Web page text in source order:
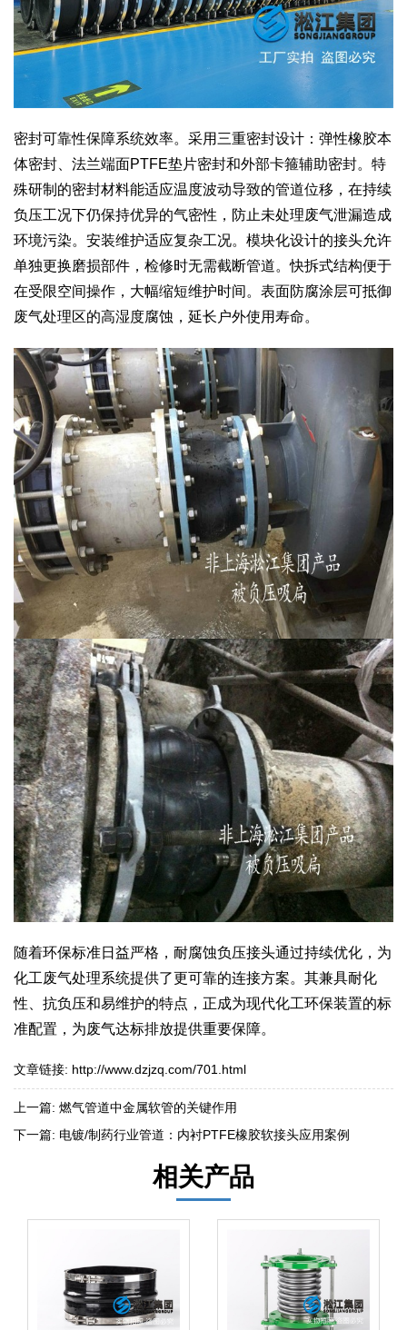
密封可靠性保障系统效率。采用三重密封设计：弹性橡胶本
体密封、法兰端面PTFE垫片密封和外部卡箍辅助密封。特
殊研制的密封材料能适应温度波动导致的管道位移，在持续
负压工况下仍保持优异的气密性，防止未处理废气泄漏造成
环境污染。安装维护适应复杂工况。模块化设计的接头允许
单独更换磨损部件，检修时无需截断管道。快拆式结构便于
在受限空间操作，大幅缩短维护时间。表面防腐涂层可抵御
废气处理区的高湿度腐蚀，延长户外使用寿命。
随着环保标准日益严格，耐腐蚀负压接头通过持续优化，为
化工废气处理系统提供了更可靠的连接方案。其兼具耐化
性、抗负压和易维护的特点，正成为现代化工环保装置的标
准配置，为废气达标排放提供重要保障。
文章链接: http://www.dzjzq.com/701.html
上一篇: 燃气管道中金属软管的关键作用
下一篇: 电镀/制药行业管道：内衬PTFE橡胶软接头应用案例
相关产品